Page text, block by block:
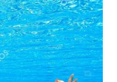
KDrama
Jang